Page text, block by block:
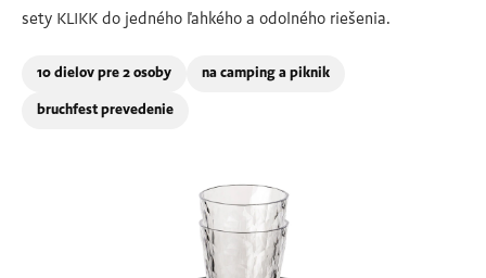
sety KLIKK do jedného ľahkého a odolného riešenia.
10 dielov pre 2 osoby na camping a piknik
bruchfest prevedenie